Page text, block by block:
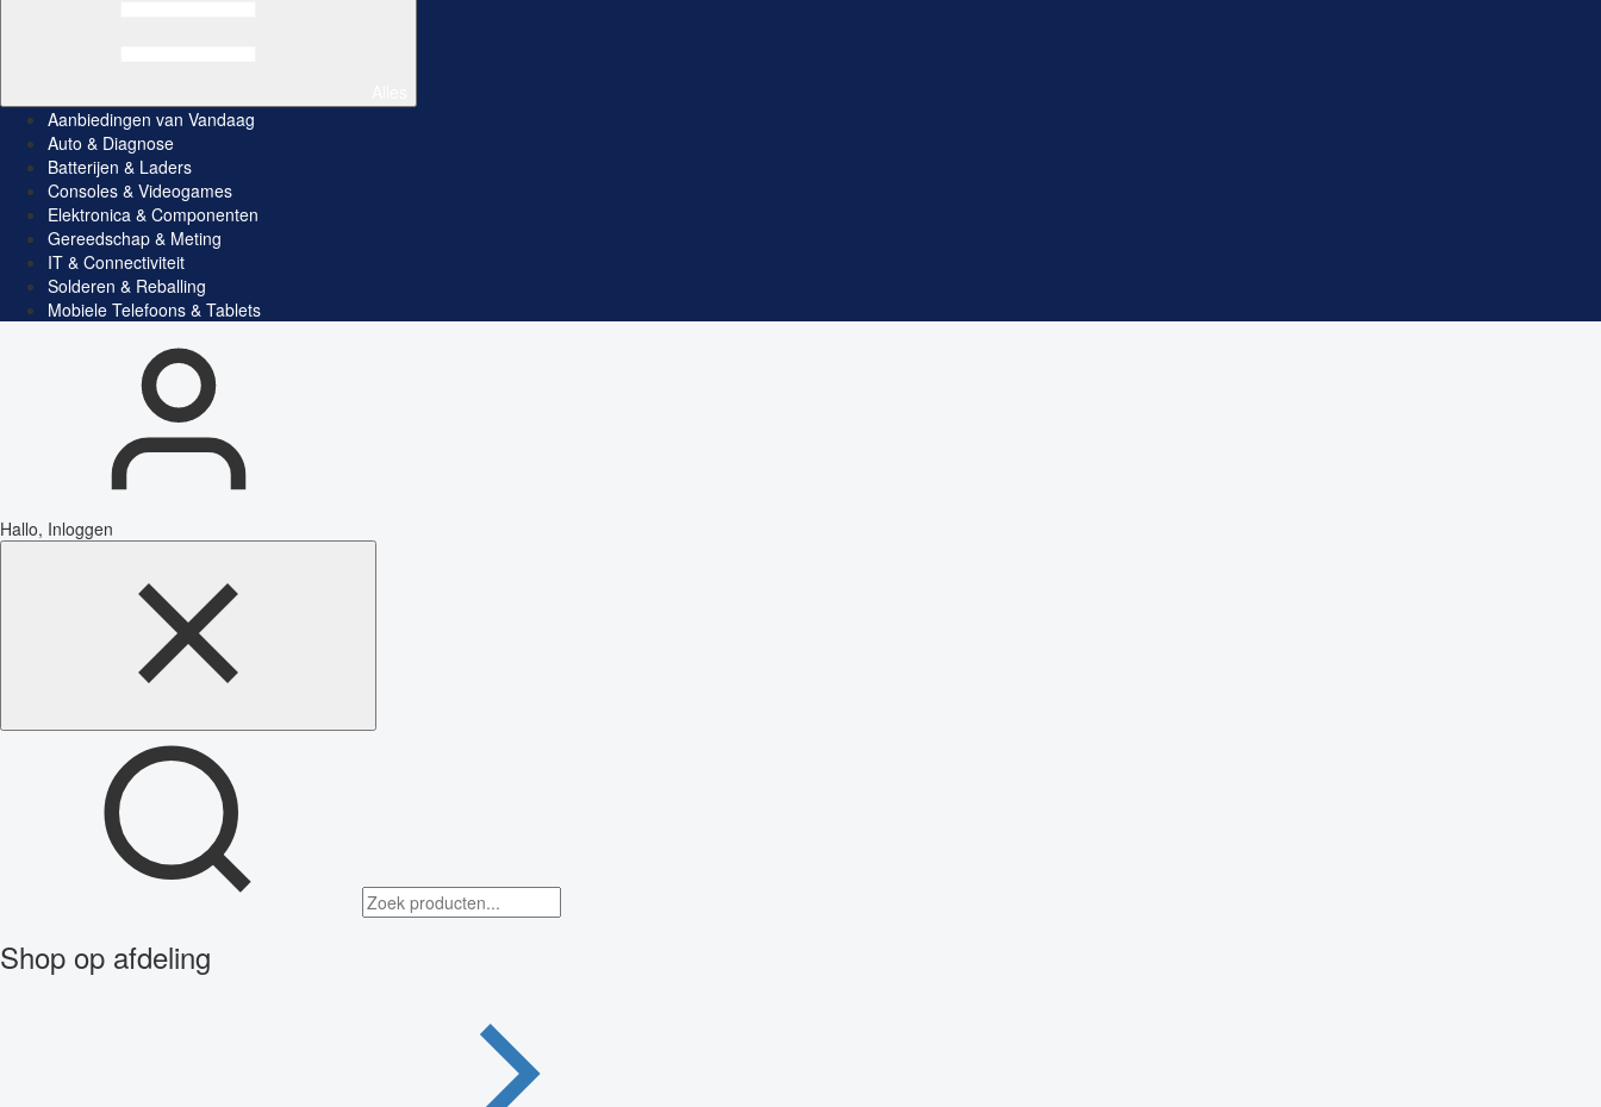
Aanbiedingen van Vandaag
Auto & Diagnose
Batterijen & Laders
Consoles & Videogames
Elektronica & Componenten
Gereedschap & Meting
IT & Connectiviteit
Solderen & Reballing
Mobiele Telefoons & Tablets
Hallo, Inloggen
Shop op afdeling